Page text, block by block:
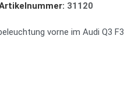
31120
vorne im Audi Q3 F3.